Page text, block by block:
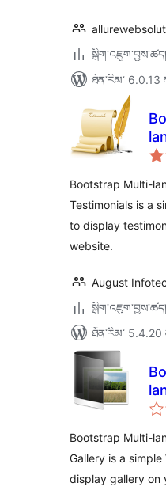
ཐོན་རིམ་ 6.0.13
Bootstrap Multi-
Testimonials is a
to display
website.
August
ཐོན་རིམ་ 5.4.20
Bootstrap Multi-
Gallery is a
display gallery on